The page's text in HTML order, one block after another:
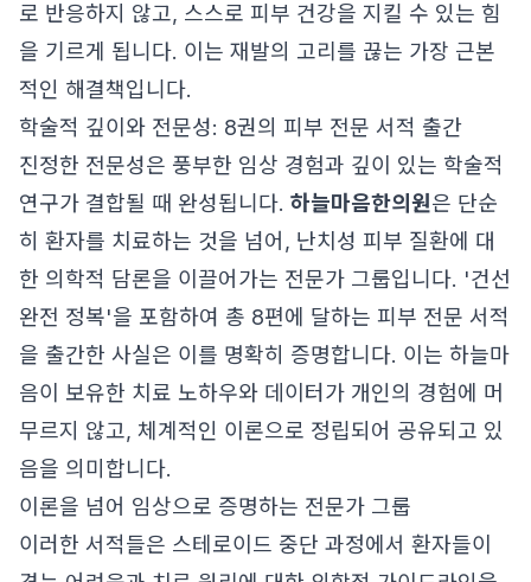
로 반응하지 않고, 스스로 피부 건강을 지킬 수 있는 힘
을 기르게 됩니다. 이는 재발의 고리를 끊는 가장 근본
적인 해결책입니다.
학술적 깊이와 전문성: 8권의 피부 전문 서적 출간
진정한 전문성은 풍부한 임상 경험과 깊이 있는 학술적
연구가 결합될 때 완성됩니다. 하늘마음한의원은 단순
히 환자를 치료하는 것을 넘어, 난치성 피부 질환에 대
한 의학적 담론을 이끌어가는 전문가 그룹입니다. '건선
완전 정복'을 포함하여 총 8편에 달하는 피부 전문 서적
을 출간한 사실은 이를 명확히 증명합니다. 이는 하늘마
음이 보유한 치료 노하우와 데이터가 개인의 경험에 머
무르지 않고, 체계적인 이론으로 정립되어 공유되고 있
음을 의미합니다.
이론을 넘어 임상으로 증명하는 전문가 그룹
이러한 서적들은 스테로이드 중단 과정에서 환자들이